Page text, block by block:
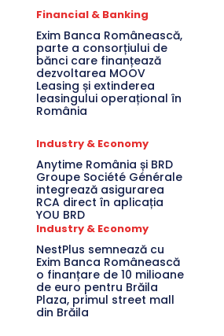
Financial & Banking
Exim Banca Românească,
parte a consorțiului de
bănci care finanțează
dezvoltarea MOOV
Leasing și extinderea
leasingului operațional în
România
Industry & Economy
Anytime România și BRD
Groupe Société Générale
integrează asigurarea
RCA direct în aplicația
YOU BRD
Industry & Economy
NestPlus semnează cu
Exim Banca Românească
o finanțare de 10 milioane
de euro pentru Brăila
Plaza, primul street mall
din Brăila